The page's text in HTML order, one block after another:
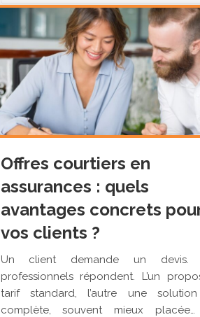
Offres courtiers en
assurances : quels
avantages concrets
vos clients ?
Un client demande un devis.
professionnels répondent. L’un
tarif standard, l’autre une
complète, souvent mieux placée…